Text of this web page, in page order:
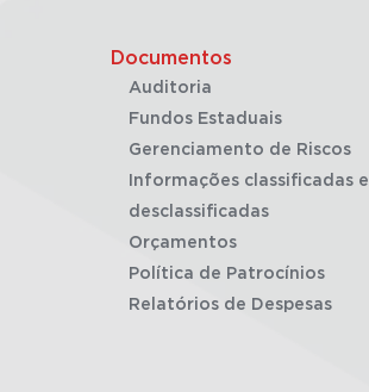
Documentos
Auditoria
Fundos Estaduais
Gerenciamento de Riscos
Informações classificadas e
desclassificadas
Orçamentos
Política de Patrocínios
Relatórios de Despesas